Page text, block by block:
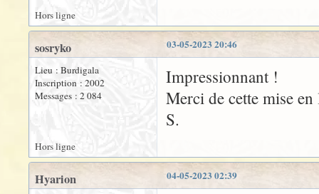
Hors ligne
03-05-2023 20:46
sosryko
Lieu : Burdigala
Inscription : 2002
Messages : 2 084
Impressionnant !
Merci de cette mise
S.
Hors ligne
04-05-2023 02:39
Hyarion